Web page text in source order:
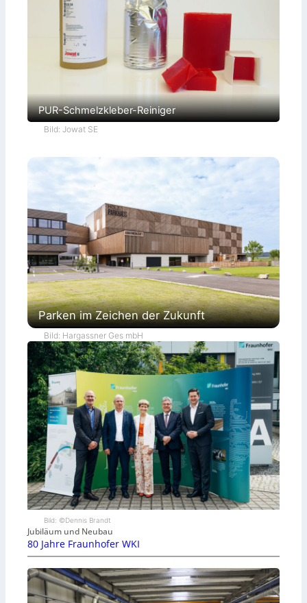
PUR-Schmelzkleber-Reiniger
Bild: Jowat SE
Parken im Zeichen der Zukunft
Bild: Hargassner Ges mbH
Bild: ©Dennis Brandt
Jubiläum und Neubau
80 Jahre Fraunhofer WKI